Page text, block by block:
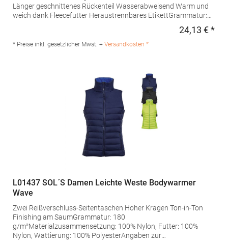
Länger geschnittenes Rückenteil Wasserabweisend Warm und
weich dank Fleecefutter Heraustrennbares EtikettGrammatur:
Produktsicherheit: Herst.-Nr.: 02888Hersteller: SOLO INVEST 92
24,13 € *
* Preise inkl. gesetzlicher Mwst. + Versandkosten *
L01437 SOL´S Damen Leichte Weste Bodywarmer
Wave
Zwei Reißverschluss-Seitentaschen Hoher Kragen Ton-in-Ton
Finishing am SaumGrammatur: 180
g/m²Materialzusammensetzung: 100% Nylon, Futter: 100%
Nylon, Wattierung: 100% PolyesterAngaben zur